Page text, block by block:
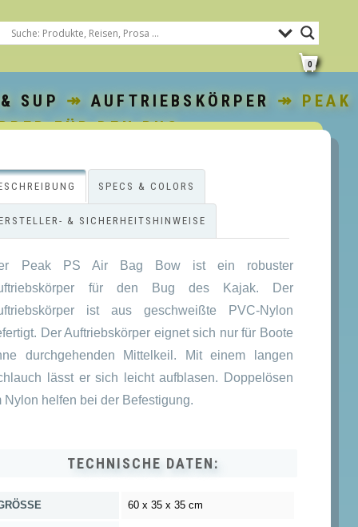
0
SUP ↠AUFTRIEBSKÖRPER
↠ PEAK
FÜR DEN BUG
SPECS & COLORS
& SICHERHEITSHINWEISE
Peak PS Air Bag Bow ist ein robuster
für den Bug des Kajak. Der
ist aus geschweißte PVC-Nylon
Der Auftriebskörper eignet sich nur für Boote
durchgehenden Mittelkeil. Mit einem langen
lässt er sich leicht aufblasen. Doppelösen
Nylon helfen bei der Befestigung.
TECHNISCHE DATEN:
60 x 35 x 35 cm